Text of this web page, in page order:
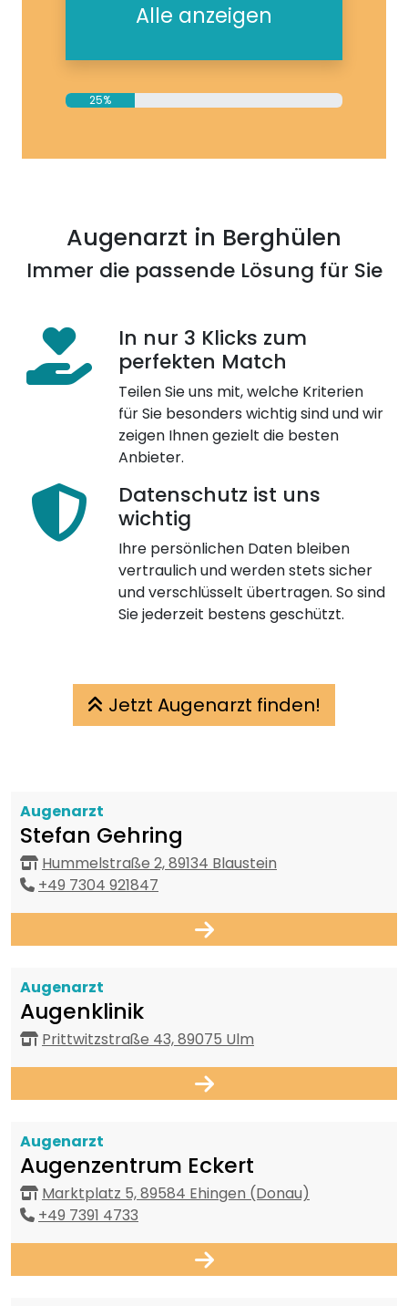
Alle anzeigen
25%
Augenarzt in Berghülen
Immer die passende Lösung für Sie
In nur 3 Klicks zum
perfekten Match
Teilen Sie uns mit, welche Kriterien
für Sie besonders wichtig sind und wir
zeigen Ihnen gezielt die besten
Anbieter.
Datenschutz ist uns
wichtig
Ihre persönlichen Daten bleiben
vertraulich und werden stets sicher
und verschlüsselt übertragen. So sind
Sie jederzeit bestens geschützt.
Jetzt Augenarzt finden!
Augenarzt
Stefan Gehring
Hummelstraße 2, 89134 Blaustein
+49 7304 921847
Augenarzt
Augenklinik
Prittwitzstraße 43, 89075 Ulm
Augenarzt
Augenzentrum Eckert
Marktplatz 5, 89584 Ehingen (Donau)
+49 7391 4733